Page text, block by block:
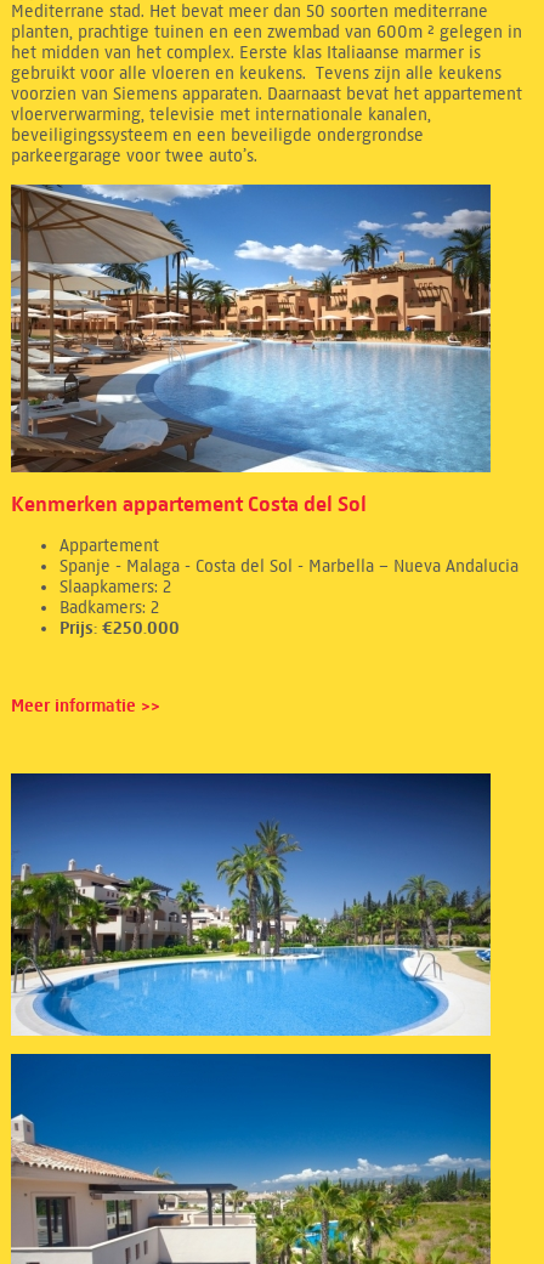
Mediterrane stad. Het bevat meer dan 50 soorten mediterrane
planten, prachtige tuinen en een zwembad van 600m ² gelegen in
het midden van het complex. Eerste klas Italiaanse marmer is
gebruikt voor alle vloeren en keukens. Tevens zijn alle keukens
voorzien van Siemens apparaten. Daarnaast bevat het appartement
vloerverwarming, televisie met internationale kanalen,
beveiligingssysteem en een beveiligde ondergrondse
parkeergarage voor twee auto’s.
Kenmerken appartement Costa del Sol
Appartement
Spanje - Malaga - Costa del Sol - Marbella – Nueva Andalucia
Slaapkamers: 2
Badkamers: 2
Prijs: €250.000
Meer informatie >>